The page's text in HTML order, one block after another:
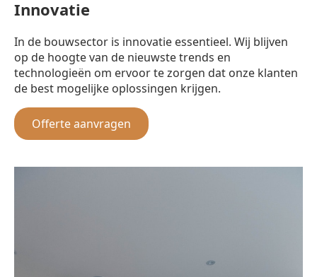
Innovatie
In de bouwsector is innovatie essentieel. Wij blijven
op de hoogte van de nieuwste trends en
technologieën om ervoor te zorgen dat onze klanten
de best mogelijke oplossingen krijgen.
Offerte aanvragen